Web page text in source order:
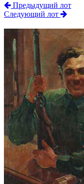
Предыдущий лот
Следующий лот